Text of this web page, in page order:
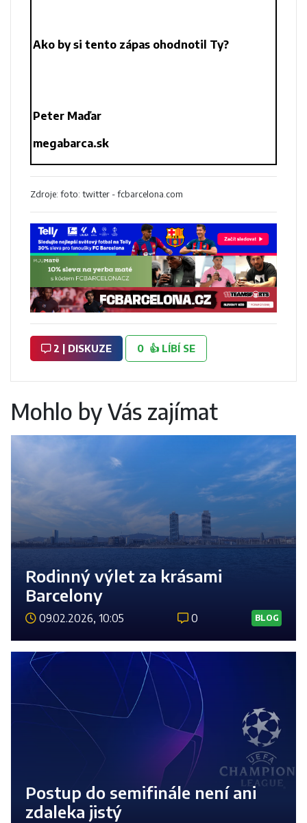
Ako by si tento zápas ohodnotil Ty?
Peter Maďar
megabarca.sk
Zdroje: foto: twitter - fcbarcelona.com
2 | DISKUZE 0 👍 LÍBÍ SE
Mohlo by Vás zajímat
Rodinný výlet za krásami
Barcelony
09.02.2026, 10:05 0 BLOG
Postup do semifinále není ani
zdaleka jistý